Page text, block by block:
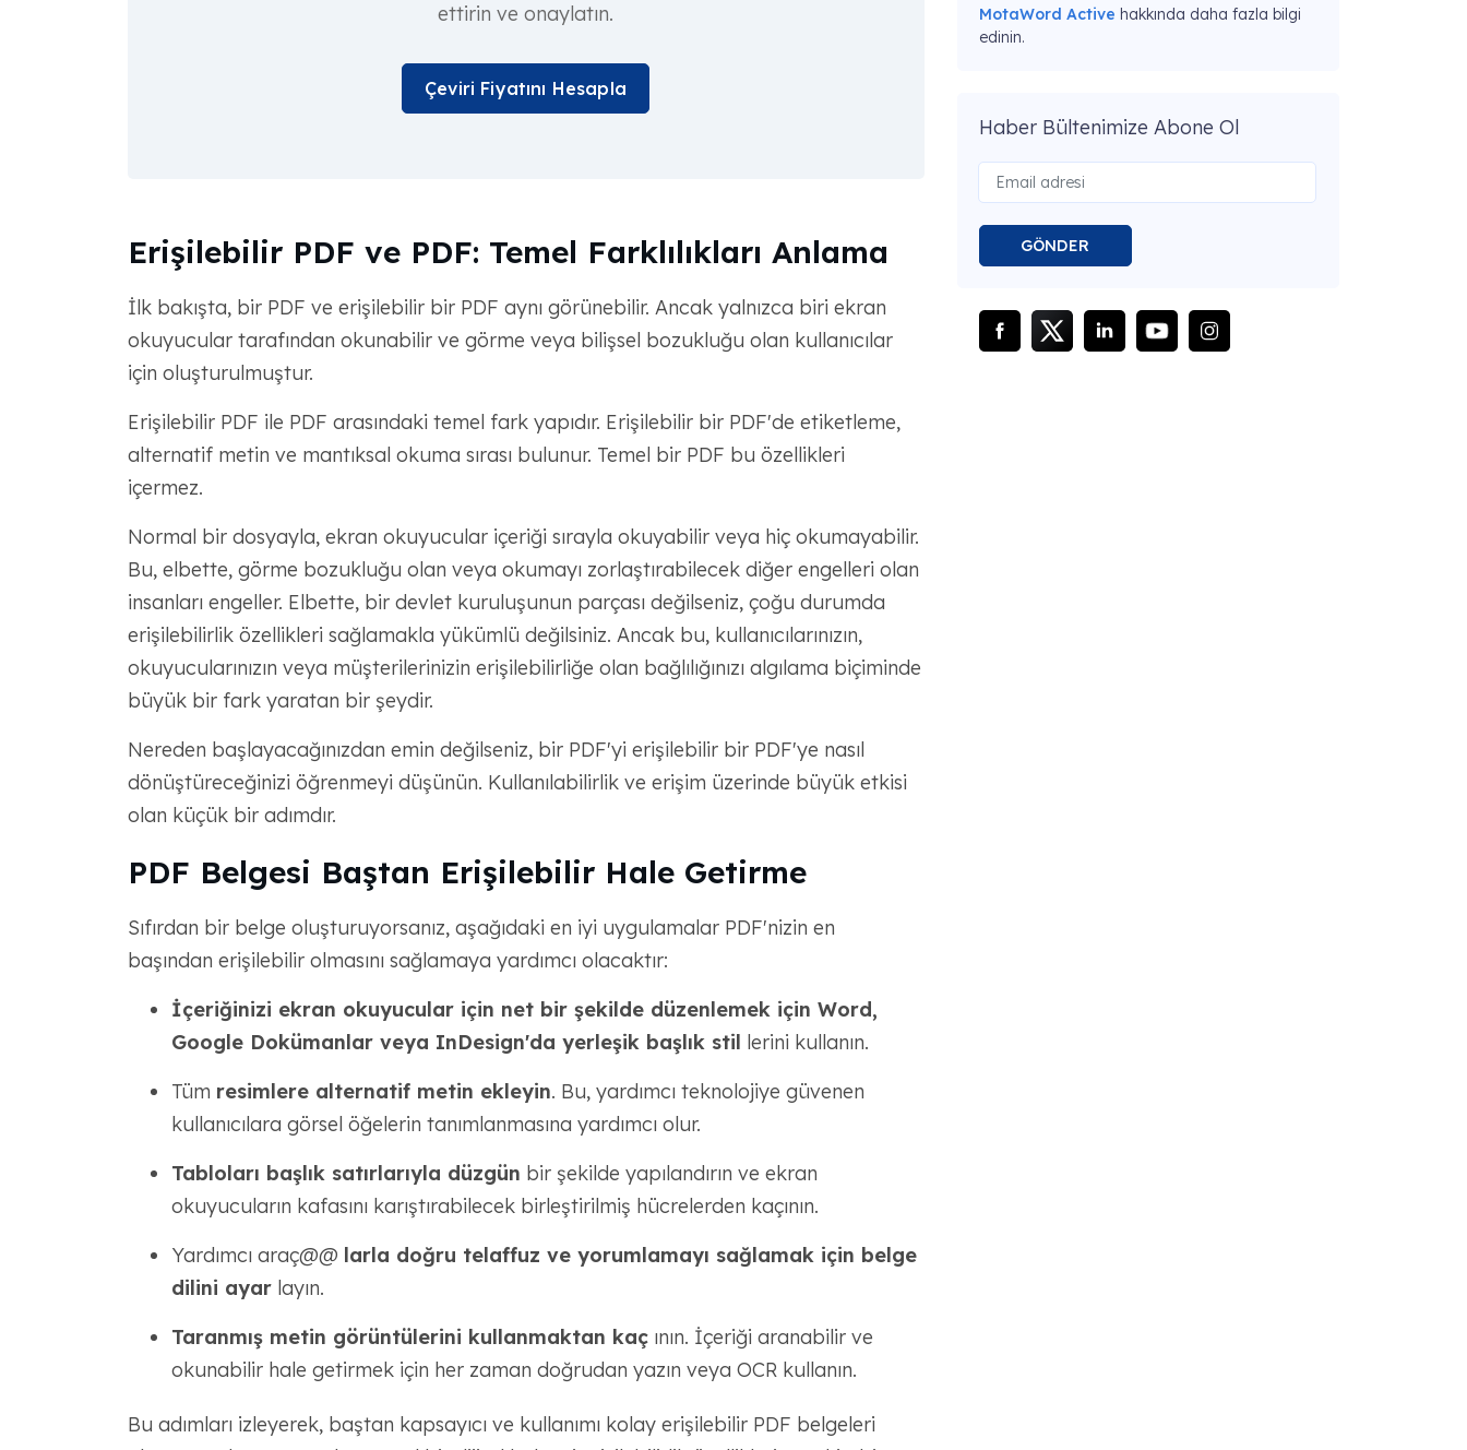
ettirin ve onaylatın.
Çeviri Fiyatını Hesapla
Erişilebilir PDF ve PDF: Temel Farklılıkları Anlama
İlk bakışta, bir PDF ve erişilebilir bir PDF aynı görünebilir. Ancak yalnızca biri ekran
okuyucular tarafından okunabilir ve görme veya bilişsel bozukluğu olan kullanıcılar
için oluşturulmuştur.
Erişilebilir PDF ile PDF arasındaki temel fark yapıdır. Erişilebilir bir PDF'de etiketleme,
alternatif metin ve mantıksal okuma sırası bulunur. Temel bir PDF bu özellikleri
içermez.
Normal bir dosyayla, ekran okuyucular içeriği sırayla okuyabilir veya hiç okumayabilir.
Bu, elbette, görme bozukluğu olan veya okumayı zorlaştırabilecek diğer engelleri olan
insanları engeller. Elbette, bir devlet kuruluşunun parçası değilseniz, çoğu durumda
erişilebilirlik özellikleri sağlamakla yükümlü değilsiniz. Ancak bu, kullanıcılarınızın,
okuyucularınızın veya müşterilerinizin erişilebilirliğe olan bağlılığınızı algılama biçiminde
büyük bir fark yaratan bir şeydir.
Nereden başlayacağınızdan emin değilseniz, bir PDF'yi erişilebilir bir PDF'ye nasıl
dönüştüreceğinizi öğrenmeyi düşünün. Kullanılabilirlik ve erişim üzerinde büyük etkisi
olan küçük bir adımdır.
PDF Belgesi Baştan Erişilebilir Hale Getirme
Sıfırdan bir belge oluşturuyorsanız, aşağıdaki en iyi uygulamalar PDF'nizin en
başından erişilebilir olmasını sağlamaya yardımcı olacaktır:
İçeriğinizi ekran okuyucular için net bir şekilde düzenlemek için Word,
Google Dokümanlar veya InDesign'da yerleşik başlık stil lerini kullanın.
Tüm resimlere alternatif metin ekleyin. Bu, yardımcı teknolojiye güvenen
kullanıcılara görsel öğelerin tanımlanmasına yardımcı olur.
Tabloları başlık satırlarıyla düzgün bir şekilde yapılandırın ve ekran
okuyucuların kafasını karıştırabilecek birleştirilmiş hücrelerden kaçının.
Yardımcı araç@@ larla doğru telaffuz ve yorumlamayı sağlamak için belge
dilini ayarlayın.
Taranmış metin görüntülerini kullanmaktan kaçının. İçeriği aranabilir ve
okunabilir hale getirmek için her zaman doğrudan yazın veya OCR kullanın.
Bu adımları izleyerek, baştan kapsayıcı ve kullanımı kolay erişilebilir PDF belgeleri
MotaWord Active hakkında daha fazla bilgi
edinin.
Haber Bültenimize Abone Ol
GÖNDER